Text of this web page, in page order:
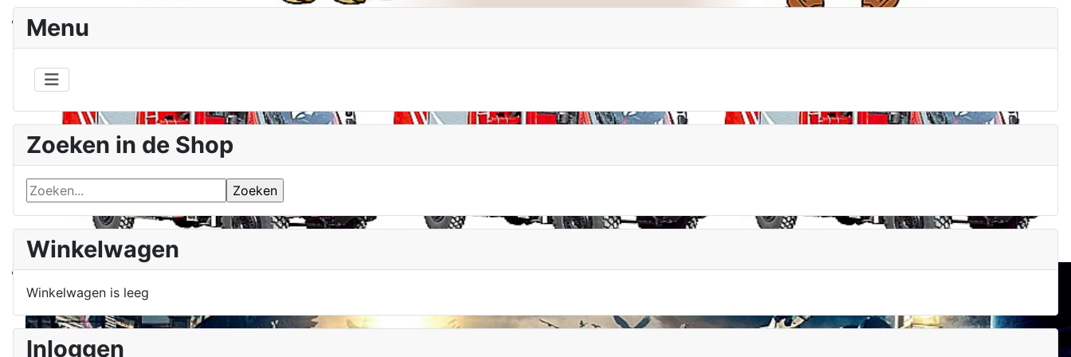
Menu
Zoeken in de Shop
Winkelwagen
Winkelwagen is leeg
Inloggen